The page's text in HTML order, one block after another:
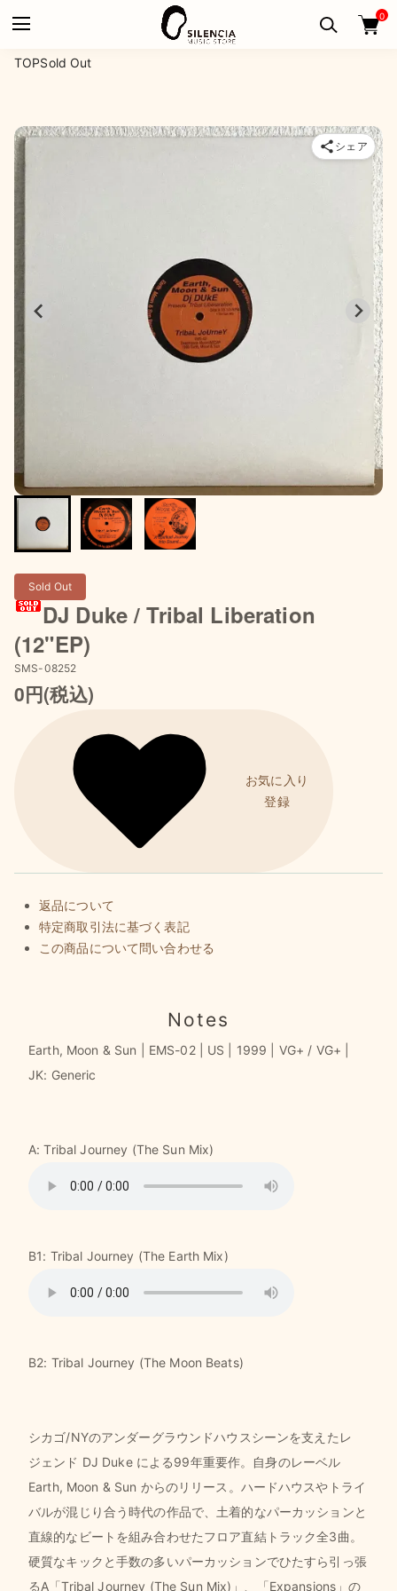
0
TOPSold Out
Sold Out
DJ Duke / Tribal Liberation
(12"EP)
SMS-08252
0円(税込)
お気に入り
登録
返品について
特定商取引法に基づく表記
この商品について問い合わせる
シェア
Notes
Earth, Moon & Sun | EMS-02 | US | 1999 | VG+ / VG+ |
JK: Generic
A: Tribal Journey (The Sun Mix)
B1: Tribal Journey (The Earth Mix)
B2: Tribal Journey (The Moon Beats)
シカゴ/NYのアンダーグラウンドハウスシーンを支えたレ
ジェンド DJ Duke による99年重要作。自身のレーベル
Earth, Moon & Sun からのリリース。ハードハウスやトライ
バルが混じり合う時代の作品で、土着的なパーカッションと
直線的なビートを組み合わせたフロア直結トラック全3曲。
硬質なキックと手数の多いパーカッションでひたすら引っ張
るA「Tribal Journey (The Sun Mix)」、「Expansions」の